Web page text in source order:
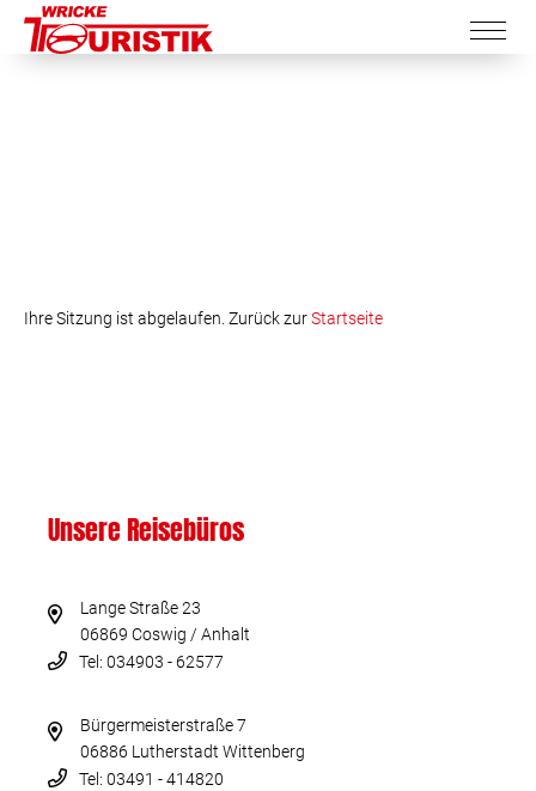
Ihre Sitzung ist abgelaufen. Zurück zurStartseite
Unsere Reisebüros
Lange Straße 23
06869 Coswig / Anhalt
Tel: 034903 - 62577
Bürgermeisterstraße 7
06886 Lutherstadt Wittenberg
Tel: 03491 - 414820